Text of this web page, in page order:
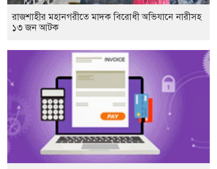
রাজশাহীর মহানগরীতে মাদক বিরোধী অভিযানে নারীসহ
১৩ জন আটক